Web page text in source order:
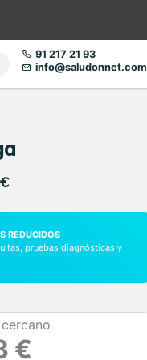
91 217 21 93
info@saludonnet.com
REDUCIDOS
pruebas diagnósticas y
€